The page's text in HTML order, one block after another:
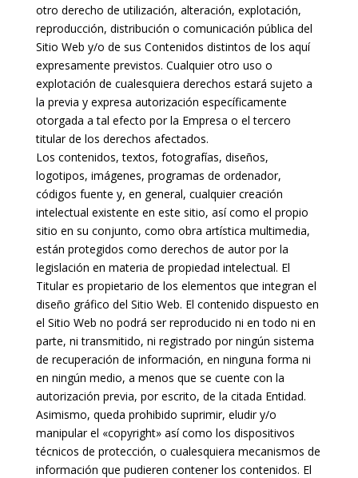
otro derecho de utilización, alteración, explotación,
reproducción, distribución o comunicación pública del
Sitio Web y/o de sus Contenidos distintos de los aquí
expresamente previstos. Cualquier otro uso o
explotación de cualesquiera derechos estará sujeto a
la previa y expresa autorización específicamente
otorgada a tal efecto por la Empresa o el tercero
titular de los derechos afectados.
Los contenidos, textos, fotografías, diseños,
logotipos, imágenes, programas de ordenador,
códigos fuente y, en general, cualquier creación
intelectual existente en este sitio, así como el propio
sitio en su conjunto, como obra artística multimedia,
están protegidos como derechos de autor por la
legislación en materia de propiedad intelectual. El
Titular es propietario de los elementos que integran el
diseño gráfico del Sitio Web. El contenido dispuesto en
el Sitio Web no podrá ser reproducido ni en todo ni en
parte, ni transmitido, ni registrado por ningún sistema
de recuperación de información, en ninguna forma ni
en ningún medio, a menos que se cuente con la
autorización previa, por escrito, de la citada Entidad.
Asimismo, queda prohibido suprimir, eludir y/o
manipular el «copyright» así como los dispositivos
técnicos de protección, o cualesquiera mecanismos de
información que pudieren contener los contenidos. El